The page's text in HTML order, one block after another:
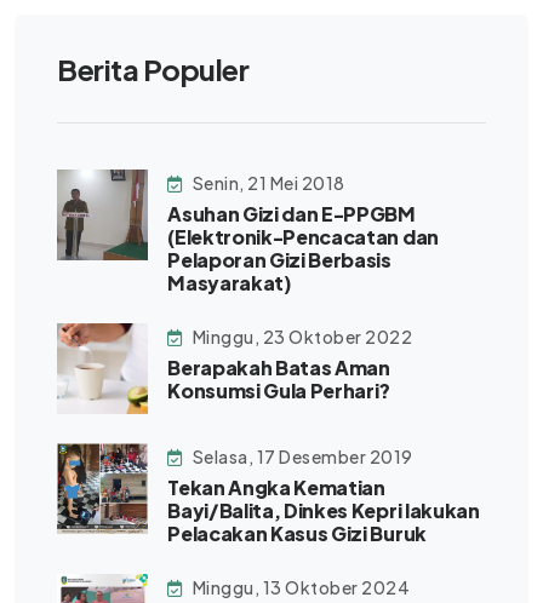
Berita Populer
Senin, 21 Mei 2018
Asuhan Gizi dan E-PPGBM
(Elektronik-Pencacatan dan
Pelaporan Gizi Berbasis
Masyarakat)
Minggu, 23 Oktober 2022
Berapakah Batas Aman
Konsumsi Gula Perhari?
Selasa, 17 Desember 2019
Tekan Angka Kematian
Bayi/Balita, Dinkes Kepri lakukan
Pelacakan Kasus Gizi Buruk
Minggu, 13 Oktober 2024